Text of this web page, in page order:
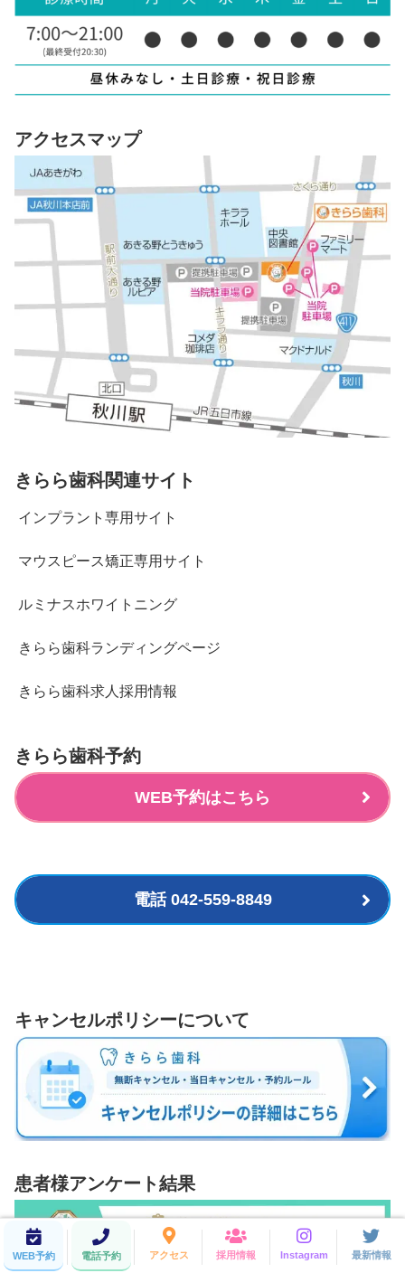
アクセスマップ
きらら歯科関連サイト
インプラント専用サイト
マウスピース矯正専用サイト
ルミナスホワイトニング
きらら歯科ランディングページ
きらら歯科求人採用情報
きらら歯科予約
WEB予約はこちら
電話 042-559-8849
キャンセルポリシーについて
患者様アンケート結果
WEB予約 電話予約 アクセス 採用情報 Instagram 最新情報